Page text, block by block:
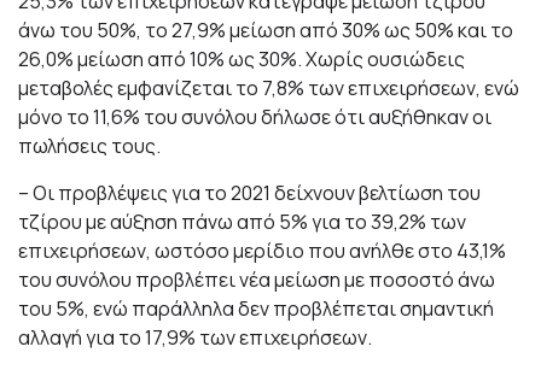
άνω του 50%, το 27,9% μείωση από 30% ως 50% και το
26,0% μείωση από 10% ως 30%. Χωρίς ουσιώδεις
μεταβολές εμφανίζεται το 7,8% των επιχειρήσεων, ενώ
μόνο το 11,6% του συνόλου δήλωσε ότι αυξήθηκαν οι
πωλήσεις τους.
– Οι προβλέψεις για το 2021 δείχνουν βελτίωση του
τζίρου με αύξηση πάνω από 5% για το 39,2% των
επιχειρήσεων, ωστόσο μερίδιο που ανήλθε στο 43,1%
του συνόλου προβλέπει νέα μείωση με ποσοστό άνω
του 5%, ενώ παράλληλα δεν προβλέπεται σημαντική
αλλαγή για το 17,9% των επιχειρήσεων.